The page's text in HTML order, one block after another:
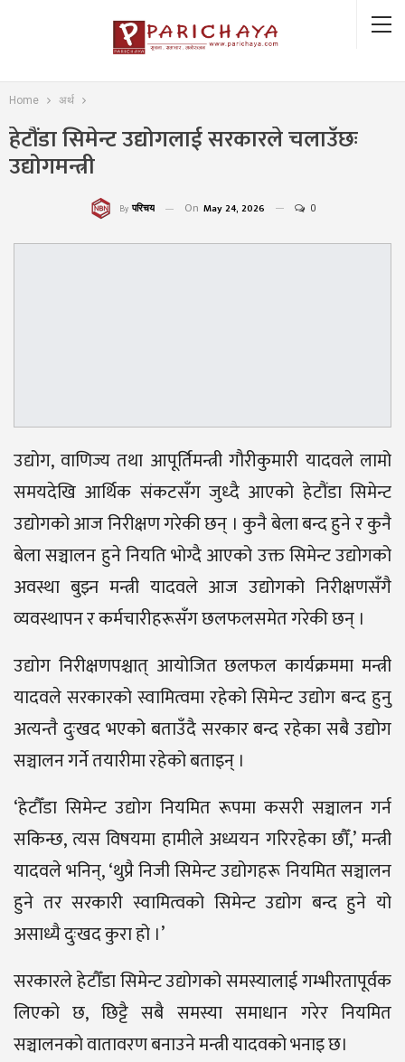
Home अर्थ
हेटौंडा सिमेन्ट उद्योगलाई सरकारले चलाउँछः
उद्योगमन्त्री
By परिचय On May 24, 2026 0
उद्योग, वाणिज्य तथा आपूर्तिमन्त्री गौरीकुमारी यादवले लामो
समयदेखि आर्थिक संकटसँग जुध्दै आएको हेटौंडा सिमेन्ट
उद्योगको आज निरीक्षण गरेकी छन् । कुनै बेला बन्द हुने र कुनै
बेला सञ्चालन हुने नियति भोग्दै आएको उक्त सिमेन्ट उद्योगको
अवस्था बुझ्न मन्त्री यादवले आज उद्योगको निरीक्षणसँगै
व्यवस्थापन र कर्मचारीहरूसँग छलफलसमेत गरेकी छन् ।
उद्योग निरीक्षणपश्चात् आयोजित छलफल कार्यक्रममा मन्त्री
यादवले सरकारको स्वामित्वमा रहेको सिमेन्ट उद्योग बन्द हुनु
अत्यन्तै दुःखद भएको बताउँदै सरकार बन्द रहेका सबै उद्योग
सञ्चालन गर्ने तयारीमा रहेको बताइन् ।
‘हेटौँडा सिमेन्ट उद्योग नियमित रूपमा कसरी सञ्चालन गर्न
सकिन्छ, त्यस विषयमा हामीले अध्ययन गरिरहेका छौँ,’ मन्त्री
यादवले भनिन्, ‘थुप्रै निजी सिमेन्ट उद्योगहरू नियमित सञ्चालन
हुने तर सरकारी स्वामित्वको सिमेन्ट उद्योग बन्द हुने यो
असाध्यै दुःखद कुरा हो ।’
सरकारले हेटौँडा सिमेन्ट उद्योगको समस्यालाई गम्भीरतापूर्वक
लिएको छ, छिट्टै सबै समस्या समाधान गरेर नियमित
सञ्चालनको वातावरण बनाउने मन्त्री यादवको भनाइ छ।